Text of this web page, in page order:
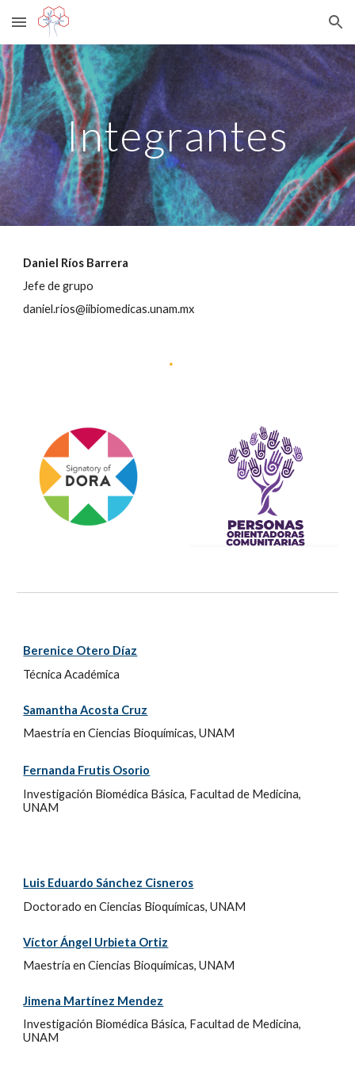
Skip to main content Skip to navigation
Integrantes
Daniel Ríos Barrera
Jefe de grupo
daniel.rios@iibiomedicas.unam.mx
Berenice Otero Díaz
Técnica Académica
Samantha Acosta Cruz
Maestría en Ciencias Bioquímicas, UNAM
Fernanda Frutis Osorio
Investigación Biomédica Básica, Facultad de Medicina,
UNAM
Luis Eduardo Sánchez Cisneros
Doctorado en Ciencias Bioquímicas, UNAM
Víctor Ángel Urbieta Ortiz
Maestría en Ciencias Bioquímicas, UNAM
Jimena Martínez Mendez
Investigación Biomédica Básica, Facultad de Medicina,
UNAM